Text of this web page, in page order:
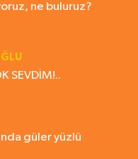
ne buluruz?
SEVDİM!..
güler yüzlü